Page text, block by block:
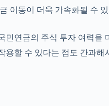
이동이 더욱 가속화될 수
연금의 주식 투자 여력을
용할 수 있다는 점도 간과해